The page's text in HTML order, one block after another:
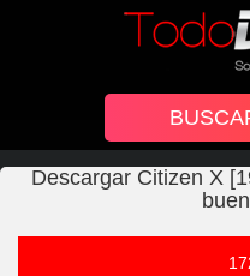
Descargar Citizen X